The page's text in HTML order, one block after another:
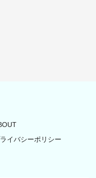
イバシーポリシー